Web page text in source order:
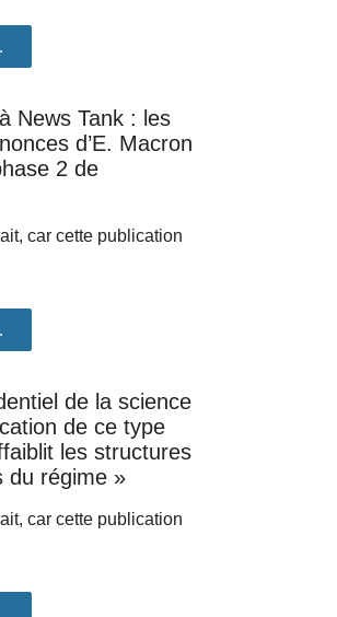
News Tank : les
d’E. Macron
2 de
car cette publication
de la science
de ce type
les structures
du régime »
car cette publication